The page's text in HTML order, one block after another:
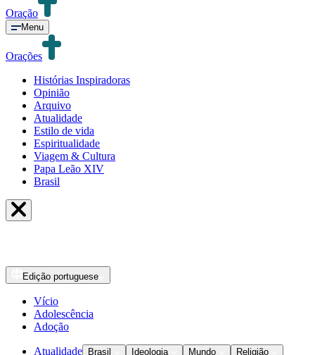
Oração
Menu
Orações
Histórias Inspiradoras
Opinião
Arquivo
Atualidade
Estilo de vida
Espiritualidade
Viagem & Cultura
Papa Leão XIV
Brasil
Edição portuguese
Vício
Adolescência
Adoção
Atualidade Brasil Ideologia Mundo
Religião